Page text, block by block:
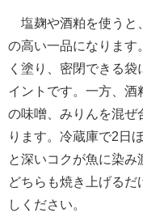
塩麹や酒粕を使うと
の高い一品になります
く塗り、密閉できる
イントです。一方、酒
の味噌、みりんを混ぜ
ります。冷蔵庫で2日
と深いコクが魚に染み
どちらも焼き上げる
しください。